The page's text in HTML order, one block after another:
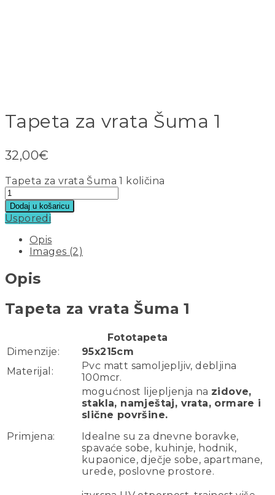
Tapeta za vrata Šuma 1
32,00€
Tapeta za vrata Šuma 1 količina
Dodaj u košaricu
Usporedi
Opis
Images (2)
Opis
Tapeta za vrata Šuma 1
Fototapeta
Dimenzije:
95x215cm
Materijal:
Pvc matt samoljepljiv, debljina
100mcr.
Primjena:
mogućnost lijepljenja na zidove,
stakla, namještaj, vrata, ormare i
slične površine.
Idealne su za dnevne boravke,
spavaće sobe, kuhinje, hodnik,
kupaonice, dječje sobe, apartmane,
urede, poslovne prostore.